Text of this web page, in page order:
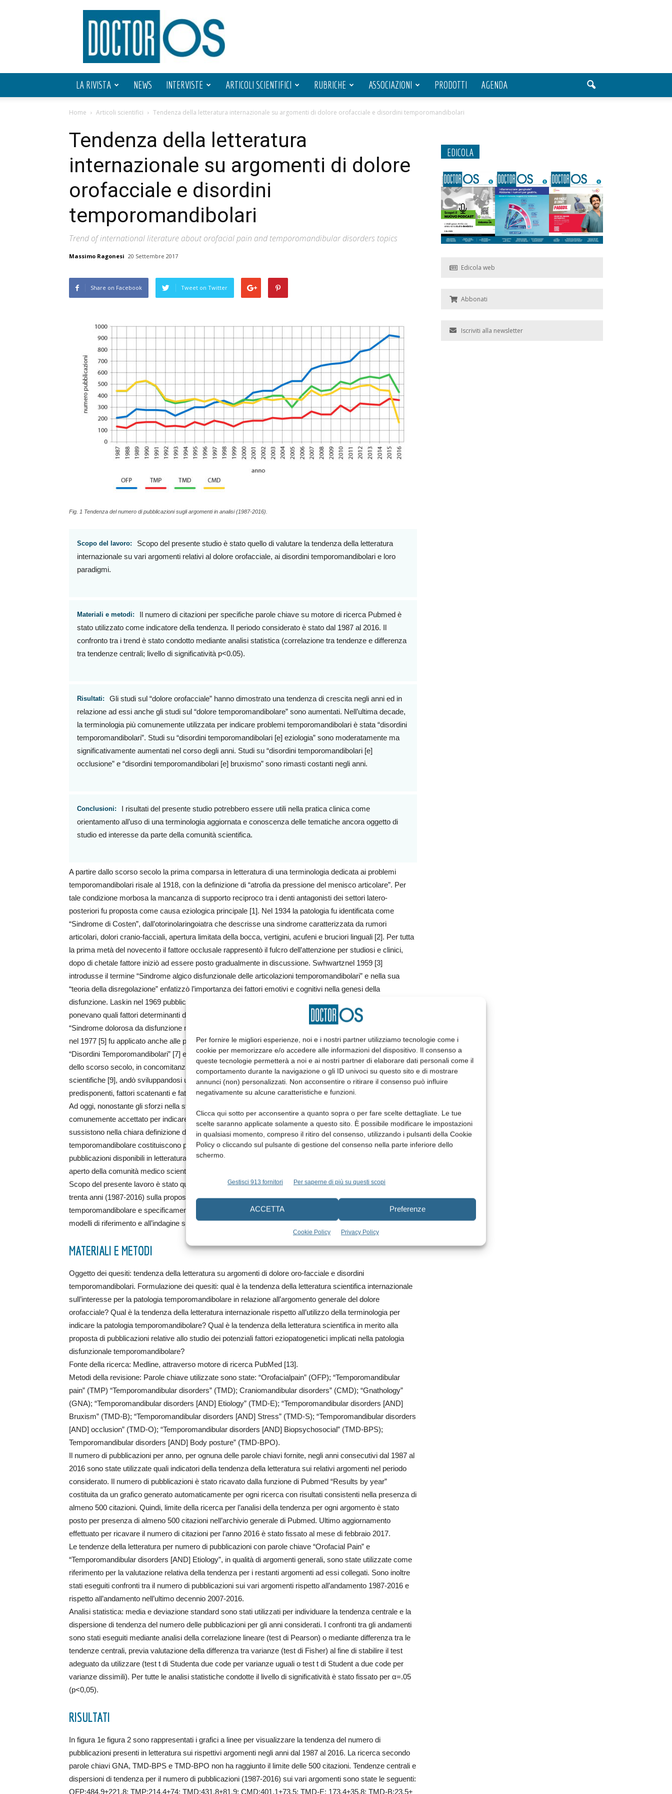
Per fornire le migliori esperienze, noi e i nostri partner utilizziamo tecnologie come i
cookie per memorizzare e/o accedere alle informazioni del dispositivo. Il consenso a
queste tecnologie permetterà a noi e ai nostri partner di elaborare dati personali come il
comportamento durante la navigazione o gli ID univoci su questo sito e di mostrare
annunci (non) personalizzati. Non acconsentire o ritirare il consenso può influire
negativamente su alcune caratteristiche e funzioni.
Clicca qui sotto per acconsentire a quanto sopra o per fare scelte dettagliate. Le tue
scelte saranno applicate solamente a questo sito. È possibile modificare le impostazioni
in qualsiasi momento, compreso il ritiro del consenso, utilizzando i pulsanti della Cookie
Policy o cliccando sul pulsante di gestione del consenso nella parte inferiore dello
schermo.
Gestisci 913 fornitori Per saperne di più su questi scopi
ACCETTA Preferenze
Cookie Policy Privacy Policy
Doctor
OS
LA RIVISTA NEWS INTERVISTE ARTICOLI SCIENTIFICI RUBRICHE ASSOCIAZIONI PRODOTTI AGENDA
Home Articoli scientifici Tendenza della letteratura internazionale su argomenti di dolore orofacciale e disordini temporomandibolari
Tendenza della letteratura
internazionale su argomenti di dolore
orofacciale e disordini
temporomandibolari
Trend of international literature about orofacial pain and temporomandibular disorders topics
Massimo Ragonesi 20 Settembre 2017
Share on Facebook Tweet on Twitter
Fig. 1 Tendenza del numero di pubblicazioni sugli argomenti in analisi (1987-2016).
Scopo del lavoro:
Scopo del presente studio è stato quello di valutare la tendenza della letteratura
internazionale su vari argomenti relativi al dolore orofacciale, ai disordini temporomandibolari e loro
paradigmi.
Materiali e metodi:
Il numero di citazioni per specifiche parole chiave su motore di ricerca Pubmed è
stato utilizzato come indicatore della tendenza. Il periodo considerato è stato dal 1987 al 2016. Il
confronto tra i trend è stato condotto mediante analisi statistica (correlazione tra tendenze e differenza
tra tendenze centrali; livello di significatività p<0.05).
Risultati:
Gli studi sul “dolore orofacciale” hanno dimostrato una tendenza di crescita negli anni ed in
relazione ad essi anche gli studi sul “dolore temporomandibolare” sono aumentati. Nell’ultima decade,
la terminologia più comunemente utilizzata per indicare problemi temporomandibolari è stata “disordini
temporomandibolari”. Studi su “disordini temporomandibolari [e] eziologia” sono moderatamente ma
significativamente aumentati nel corso degli anni. Studi su “disordini temporomandibolari [e]
occlusione” e “disordini temporomandibolari [e] bruxismo” sono rimasti costanti negli anni.
Conclusioni:
I risultati del presente studio potrebbero essere utili nella pratica clinica come
orientamento all’uso di una terminologia aggiornata e conoscenza delle tematiche ancora oggetto di
studio ed interesse da parte della comunità scientifica.
A partire dallo scorso secolo la prima comparsa in letteratura di una terminologia dedicata ai problemi
temporomandibolari risale al 1918, con la definizione di “atrofia da pressione del menisco articolare”. Per
tale condizione morbosa la mancanza di supporto reciproco tra i denti antagonisti dei settori latero-
posteriori fu proposta come causa eziologica principale [1]. Nel 1934 la patologia fu identificata come
“Sindrome di Costen”, dall’otorinolaringoiatra che descrisse una sindrome caratterizzata da rumori
articolari, dolori cranio-facciali, apertura limitata della bocca, vertigini, acufeni e bruciori linguali [2]. Per tutta
la prima metà del novecento il fattore occlusale rappresentò il fulcro dell’attenzione per studiosi e clinici,
dopo di chetale fattore iniziò ad essere posto gradualmente in discussione. Swhwartznel 1959 [3]
introdusse il termine “Sindrome algico disfunzionale delle articolazioni temporomandibolari” e nella sua
“teoria della disregolazione” enfatizzò l’importanza dei fattori emotivi e cognitivi nella genesi della
disfunzione. Laskin nel 1969 pubblicò la “teoria psicofisiologica” [4] secondo cui stress e parafunzioni si
ponevano quali fattori determinanti di sovraccarico e dolore, adottando al contempo la terminologia di
“Sindrome dolorosa da disfunzione miofasciale”. Il modello di medicina biopsicosociale postulato da Engel
nel 1977 [5] fu applicato anche alle patologie temporomandibolari [6]. Nel 1982 Bell propose il termine
“Disordini Temporomandibolari” [7] e Mc Neil nel 1989 il termine “Disordini Craniomandibolari” [8]. Al finire
dello scorso secolo, in concomitanza alla diffusione di un approccio alla medicina basato sulle evidenze
scientifiche [9], andò sviluppandosi un modello eziopatogenetico multifattoriale, caratterizzato da fattori
predisponenti, fattori scatenanti e fattori perpetuanti [10,11].
Ad oggi, nonostante gli sforzi nella standardizzazione della tassonomia, ancora non esiste un unico termine
comunemente accettato per indicare la patologia temporomandibolare, ed ancora numerose controversie
sussistono nella chiara definizione dei fattori eziopatogenetici coinvolti [12]. Tali aspetti della patologia
temporomandibolare costituiscono pertanto ancora oggetto di discussione ed il numero relativo di
pubblicazioni disponibili in letteratura su tali argomenti potrebbe riflettere l’effettiva attualità e l’interesse
aperto della comunità medico scientifica di settore.
Scopo del presente lavoro è stato quello di valutare la tendenza della letteratura internazionale degli ultimi
trenta anni (1987-2016) sulla proposta di lavori con oggetto argomenti relativi alla patologia
temporomandibolare e specificamente la tendenza al tipo di terminologia utilizzata e la tendenza rispetto ai
modelli di riferimento e all’indagine sui vari potenziali fattori eziopatogenetici implicati nella disfunzione.
MATERIALI E METODI
Oggetto dei quesiti: tendenza della letteratura su argomenti di dolore oro-facciale e disordini
temporomandibolari. Formulazione dei quesiti: qual è la tendenza della letteratura scientifica internazionale
sull’interesse per la patologia temporomandibolare in relazione all’argomento generale del dolore
orofacciale? Qual è la tendenza della letteratura internazionale rispetto all’utilizzo della terminologia per
indicare la patologia temporomandibolare? Qual è la tendenza della letteratura scientifica in merito alla
proposta di pubblicazioni relative allo studio dei potenziali fattori eziopatogenetici implicati nella patologia
disfunzionale temporomandibolare?
Fonte della ricerca: Medline, attraverso motore di ricerca PubMed [13].
Metodi della revisione: Parole chiave utilizzate sono state: “Orofacialpain” (OFP); “Temporomandibular
pain” (TMP) “Temporomandibular disorders” (TMD); Craniomandibular disorders” (CMD); “Gnathology”
(GNA); “Temporomandibular disorders [AND] Etiology” (TMD-E); “Temporomandibular disorders [AND]
Bruxism” (TMD-B); “Temporomandibular disorders [AND] Stress” (TMD-S); “Temporomandibular disorders
[AND] occlusion” (TMD-O); “Temporomandibular disorders [AND] Biopsychosocial” (TMD-BPS);
Temporomandibular disorders [AND] Body posture” (TMD-BPO).
Il numero di pubblicazioni per anno, per ognuna delle parole chiavi fornite, negli anni consecutivi dal 1987 al
2016 sono state utilizzate quali indicatori della tendenza della letteratura sui relativi argomenti nel periodo
considerato. Il numero di pubblicazioni è stato ricavato dalla funzione di Pubmed “Results by year”
costituita da un grafico generato automaticamente per ogni ricerca con risultati consistenti nella presenza di
almeno 500 citazioni. Quindi, limite della ricerca per l’analisi della tendenza per ogni argomento è stato
posto per presenza di almeno 500 citazioni nell’archivio generale di Pubmed. Ultimo aggiornamento
effettuato per ricavare il numero di citazioni per l’anno 2016 è stato fissato al mese di febbraio 2017.
Le tendenze della letteratura per numero di pubblicazioni con parole chiave “Orofacial Pain” e
“Temporomandibular disorders [AND] Etiology”, in qualità di argomenti generali, sono state utilizzate come
riferimento per la valutazione relativa della tendenza per i restanti argomenti ad essi collegati. Sono inoltre
stati eseguiti confronti tra il numero di pubblicazioni sui vari argomenti rispetto all’andamento 1987-2016 e
rispetto all’andamento nell’ultimo decennio 2007-2016.
Analisi statistica: media e deviazione standard sono stati utilizzati per individuare la tendenza centrale e la
dispersione di tendenza del numero delle pubblicazioni per gli anni considerati. I confronti tra gli andamenti
sono stati eseguiti mediante analisi della correlazione lineare (test di Pearson) o mediante differenza tra le
tendenze centrali, previa valutazione della differenza tra varianze (test di Fisher) al fine di stabilire il test
adeguato da utilizzare (test t di Studenta due code per varianze uguali o test t di Student a due code per
varianze dissimili). Per tutte le analisi statistiche condotte il livello di significatività è stato fissato per α=.05
(p<0,05).
RISULTATI
In figura 1e figura 2 sono rappresentati i grafici a linee per visualizzare la tendenza del numero di
pubblicazioni presenti in letteratura sui rispettivi argomenti negli anni dal 1987 al 2016. La ricerca secondo
parole chiavi GNA, TMD-BPS e TMD-BPO non ha raggiunto il limite delle 500 citazioni. Tendenze centrali e
dispersioni di tendenza per il numero di pubblicazioni (1987-2016) sui vari argomenti sono state le seguenti:
OFP:484,9±221,8; TMP:214,4±74; TMD:431,8±81,9; CMD:401,1±73,5; TMD-E: 173,4±35,8; TMD-B:23,5±
EDICOLA
Edicola web
Abbonati
Iscriviti alla newsletter